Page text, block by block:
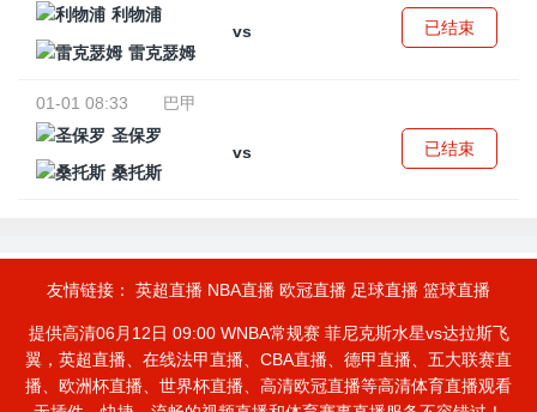
利物浦
vs
雷克瑟姆
已结束
01-01 08:33
巴甲
圣保罗
vs
桑托斯
已结束
友情链接： 英超直播 NBA直播 欧冠直播 足球直播 篮球直播
提供高清06月12日 09:00 WNBA常规赛 菲尼克斯水星vs达拉斯飞
翼，英超直播、在线法甲直播、CBA直播、德甲直播、五大联赛直
播、欧洲杯直播、世界杯直播、高清欧冠直播等高清体育直播观看